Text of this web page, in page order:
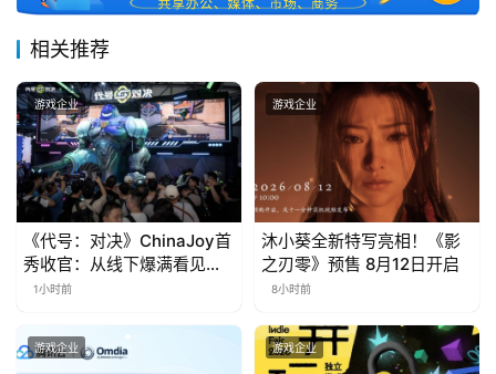
月
3
0
日
游
对
相关推荐
游戏企业
《代号：对决》ChinaJoy首
秀收官：从线下爆满看见玩
家的真实期待
1小时前
游戏企业
沐小葵全新特写亮相！《影
之刃零》预售 8月12日开启
8小时前
游戏企业 游戏企业